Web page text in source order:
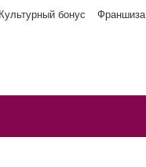
Культурный бонус Франшиза